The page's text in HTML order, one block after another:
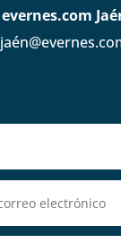
evernes.com